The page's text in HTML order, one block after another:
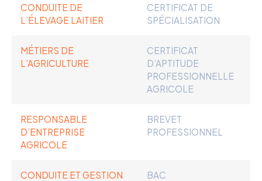
CONDUITE DE
L’ÉLEVAGE LAITIER
CERTIFICAT DE
SPÉCIALISATION
MÉTIERS DE
L’AGRICULTURE
CERTIFICAT
D’APTITUDE
PROFESSIONNELLE
AGRICOLE
RESPONSABLE
D’ENTREPRISE
AGRICOLE
BREVET
PROFESSIONNEL
CONDUITE ET GESTION
BAC